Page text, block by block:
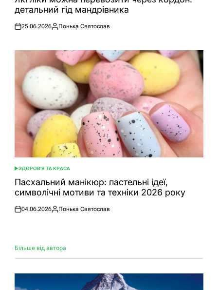
детальний гід мандрівника
Оприлюднено
25.06.2026
Опубліковано
Понька Святослав
ОПУБЛІКУВАТИ
У
ЗДОРОВ'Я ТА КРАСА
Пасхальний манікюр: пастельні ідеї,
символічні мотиви та техніки 2026 року
Оприлюднено
04.06.2026
Опубліковано
Понька Святослав
Більше від автора